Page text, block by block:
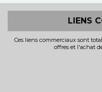
LIENS
Ces liens commerciaux sont
offres et l'achat